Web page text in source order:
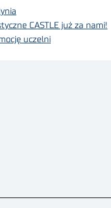
CASTLE już za nami!
uczelni